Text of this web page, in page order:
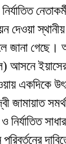
দেওয়া স্থানীয়
জানা গেছে।
আসনে
একদিকে
জামায়াত